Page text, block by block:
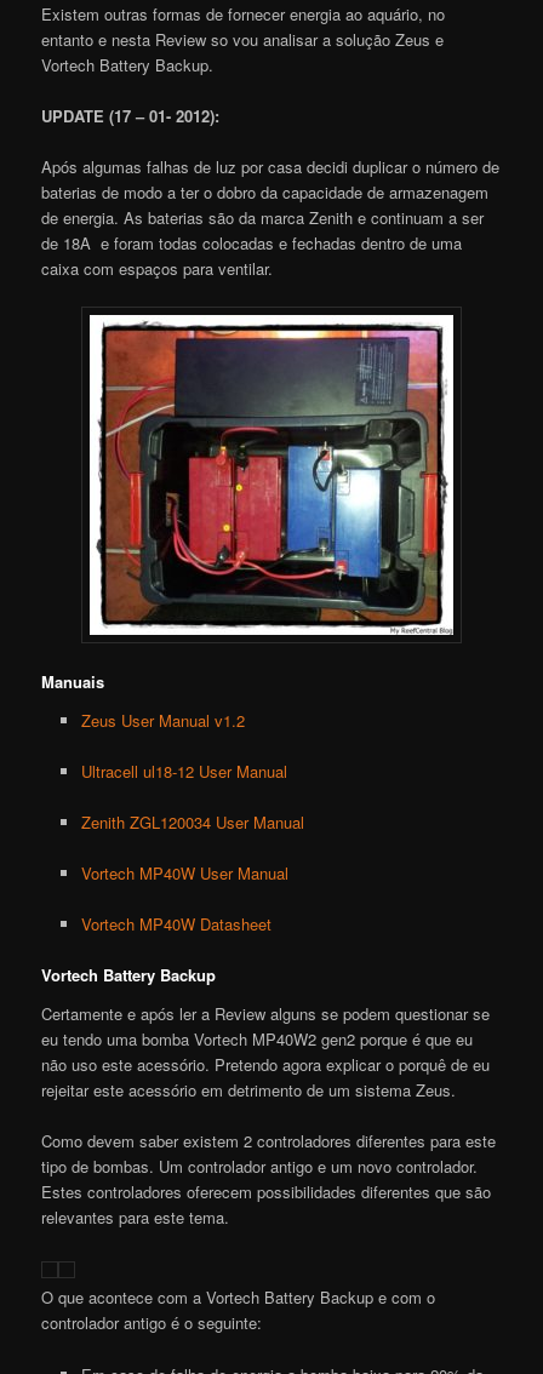
Existem outras formas de fornecer energia ao aquário, no
entanto e nesta Review so vou analisar a solução Zeus e
Vortech Battery Backup.
UPDATE (17 – 01- 2012):
Após algumas falhas de luz por casa decidi duplicar o número de
baterias de modo a ter o dobro da capacidade de armazenagem
de energia. As baterias são da marca Zenith e continuam a ser
de 18A e foram todas colocadas e fechadas dentro de uma
caixa com espaços para ventilar.
Manuais
Zeus User Manual v1.2
Ultracell ul18-12 User Manual
Zenith ZGL120034 User Manual
Vortech MP40W User Manual
Vortech MP40W Datasheet
Vortech Battery Backup
Certamente e após ler a Review alguns se podem questionar se
eu tendo uma bomba Vortech MP40W2 gen2 porque é que eu
não uso este acessório. Pretendo agora explicar o porquê de eu
rejeitar este acessório em detrimento de um sistema Zeus.
Como devem saber existem 2 controladores diferentes para este
tipo de bombas. Um controlador antigo e um novo controlador.
Estes controladores oferecem possibilidades diferentes que são
relevantes para este tema.
O que acontece com aVortech Battery Backup e com o
controlador antigo é o seguinte: